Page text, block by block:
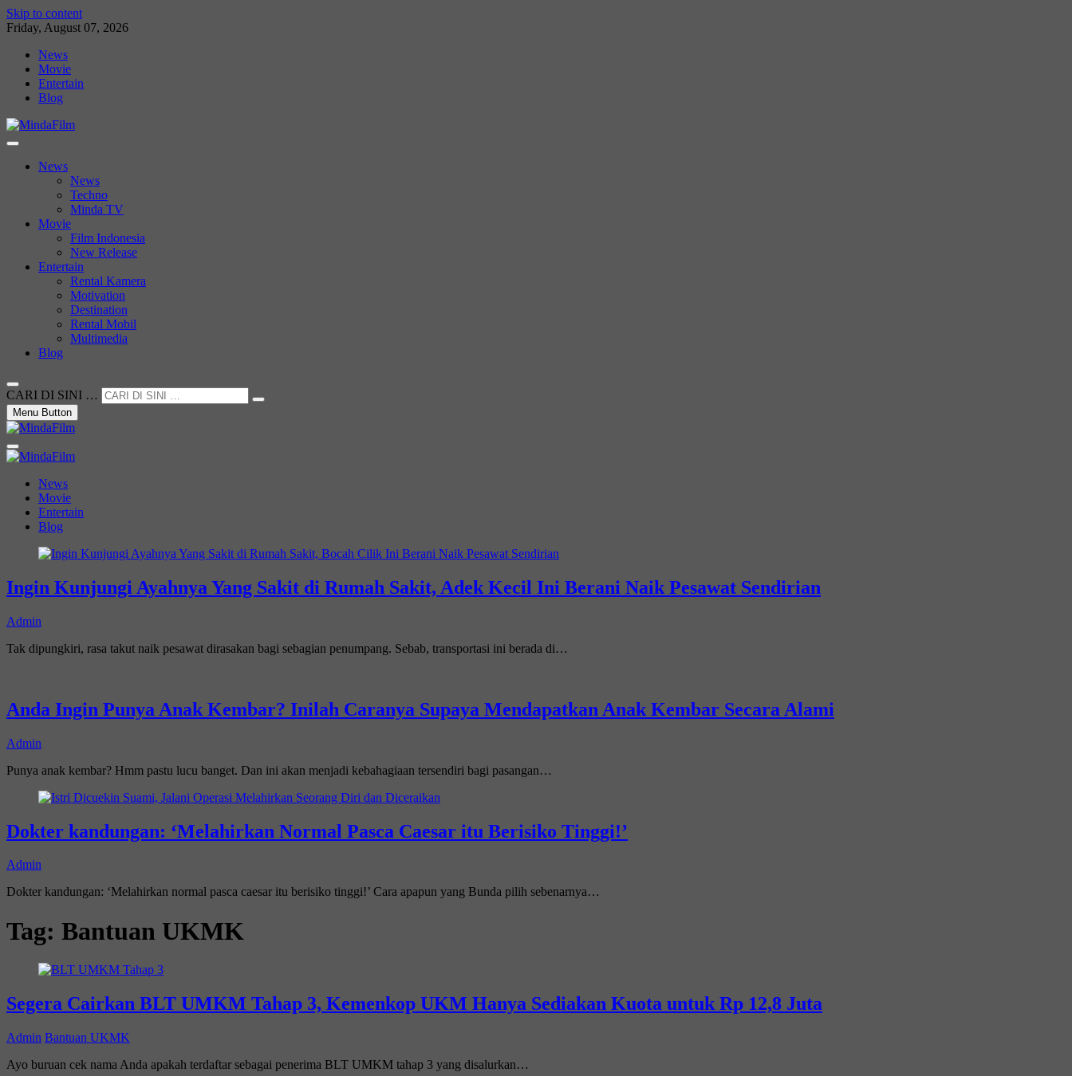
Skip to content
Friday, August 07, 2026
News
Movie
Entertain
Blog
News
News
Techno
Minda TV
Movie
Film Indonesia
New Release
Entertain
Rental Kamera
Motivation
Destination
Rental Mobil
Multimedia
Blog
CARI DI SINI …
Menu Button
MindaFilm
Not Just a Movie
News
Movie
Entertain
Blog
Ingin Kunjungi Ayahnya Yang Sakit di Rumah Sakit, Adek Kecil Ini Berani Naik Pesawat Sendirian
Admin
Tak dipungkiri, rasa takut naik pesawat dirasakan bagi sebagian penumpang. Sebab, transportasi ini berada di…
Anda Ingin Punya Anak Kembar? Inilah Caranya Supaya Mendapatkan Anak Kembar Secara Alami
Admin
Punya anak kembar? Hmm pastu lucu banget. Dan ini akan menjadi kebahagiaan tersendiri bagi pasangan…
Dokter kandungan: ‘Melahirkan Normal Pasca Caesar itu Berisiko Tinggi!’
Admin
Dokter kandungan: ‘Melahirkan normal pasca caesar itu berisiko tinggi!’ Cara apapun yang Bunda pilih sebenarnya…
Tag: Bantuan UKMK
Segera Cairkan BLT UMKM Tahap 3, Kemenkop UKM Hanya Sediakan Kuota untuk Rp 12,8 Juta
Admin Bantuan UKMK
Ayo buruan cek nama Anda apakah terdaftar sebagai penerima BLT UMKM tahap 3 yang disalurkan…